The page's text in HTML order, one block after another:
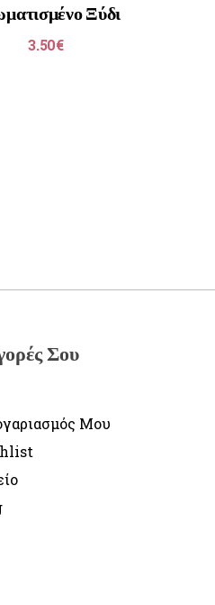
Ξύδι
3.50€
Σου
Μου